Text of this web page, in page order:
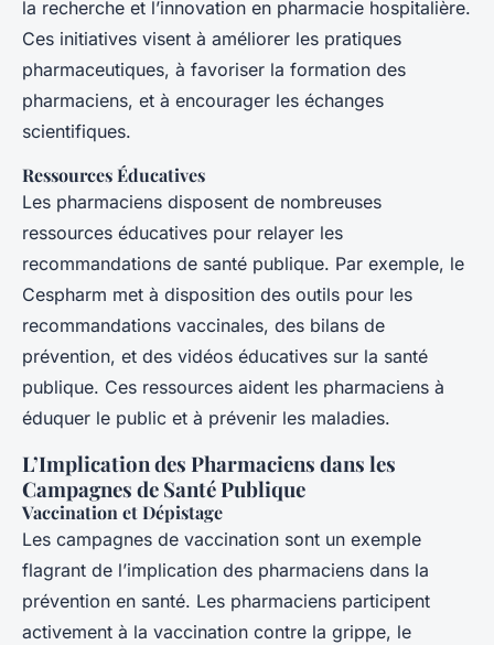
la recherche et l’innovation en pharmacie hospitalière.
Ces initiatives visent à améliorer les pratiques
pharmaceutiques, à favoriser la formation des
pharmaciens, et à encourager les échanges
scientifiques.
Ressources Éducatives
Les pharmaciens disposent de nombreuses
ressources éducatives pour relayer les
recommandations de santé publique. Par exemple, le
Cespharm met à disposition des outils pour les
recommandations vaccinales, des bilans de
prévention, et des vidéos éducatives sur la santé
publique. Ces ressources aident les pharmaciens à
éduquer le public et à prévenir les maladies.
L’Implication des Pharmaciens dans les
Campagnes de Santé Publique
Vaccination et Dépistage
Les campagnes de vaccination sont un exemple
flagrant de l’implication des pharmaciens dans la
prévention en santé. Les pharmaciens participent
activement à la vaccination contre la grippe, le